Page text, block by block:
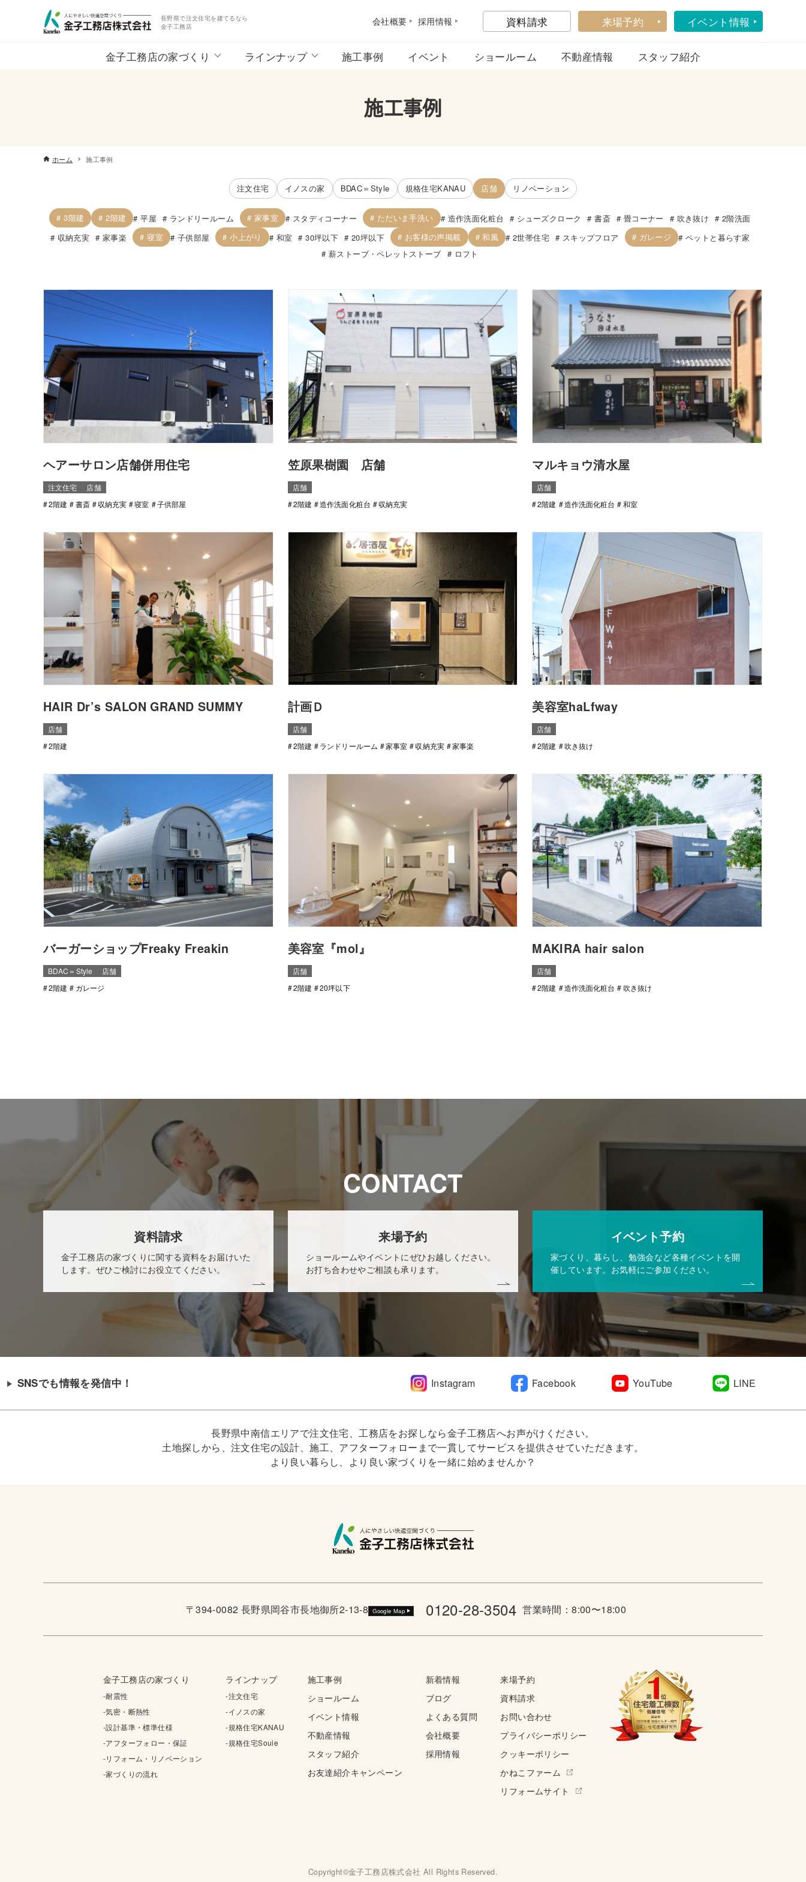
長野県で注文住宅を建てるなら
金子工務店
会社概要 採用情報 資料請求 来場予約 イベント情報
金子工務店の家づくり ラインナップ 施工事例 イベント ショールーム 不動産情報 スタッフ紹介
施工事例
ホーム 施工事例
注文住宅 イノスの家 BDAC＝Style 規格住宅KANAU 店舗 リノベーション
3階建 2階建 平屋 ランドリールーム 家事室 スタディコーナー ただいま手洗い 造作洗面化粧台 シューズクローク 書斎 畳コーナー 吹き抜け
2階洗面
収納充実
家事楽 寝室 子供部屋 小上がり 和室 30坪以下 20坪以下 お客様の声掲載 和風 2世帯住宅 スキップフロア ガレージ
ペットと暮らす家
薪ストーブ・ペレットストーブ
ロフト
ヘアーサロン店舗併用住宅
注文住宅
店舗
2階建
書斎 収納充実 寝室 子供部屋
笠原果樹園 店舗
店舗
2階建
造作洗面化粧台 収納充実
マルキョウ清水屋
店舗
2階建
造作洗面化粧台 和室
HAIR Dr’s SALON GRAND SUMMY
店舗
2階建
計画Ｄ
店舗
2階建
ランドリールーム 家事室 収納充実 家事楽
美容室haLfway
店舗
2階建
吹き抜け
バーガーショップFreaky Freakin
BDAC＝Style
店舗
2階建
ガレージ
美容室『mol』
店舗
2階建
20坪以下
MAKIRA hair salon
店舗
2階建
造作洗面化粧台 吹き抜け
CONTACT
資料請求
金子工務店の家づくりに関する資料をお届けいた
します。ぜひご検討にお役立てください。
来場予約
ショールームやイベントにぜひお越しください。
お打ち合わせやご相談も承ります。
イベント予約
家づくり、暮らし、勉強会など各種イベントを開
催しています。お気軽にご参加ください。
SNSでも情報を発信中！ Instagram Facebook YouTube LINE
長野県中南信エリアで注文住宅、工務店をお探しなら金子工務店へお声がけください。
土地探しから、注文住宅の設計、施工、アフターフォローまで一貫してサービスを提供させていただきます。
より良い暮らし、より良い家づくりを一緒に始めませんか？
〒394-0082 長野県岡谷市長地御所2-13-8 Google Map 0120-28-3504 営業時間：8:00〜18:00
金子工務店の家づくり
-耐震性
-気密・断熱性
-設計基準・標準仕様
-アフターフォロー・保証
-リフォーム・リノベーション
-家づくりの流れ
ラインナップ
-注文住宅
-イノスの家
-規格住宅KANAU
-規格住宅Souie
施工事例
ショールーム
イベント情報
不動産情報
スタッフ紹介
お友達紹介キャンペーン
新着情報
ブログ
よくある質問
会社概要
採用情報
来場予約
資料請求
お問い合わせ
プライバシーポリシー
クッキーポリシー
かねこファーム
リフォームサイト
Copyright©金子工務店株式会社 All Rights Reserved.